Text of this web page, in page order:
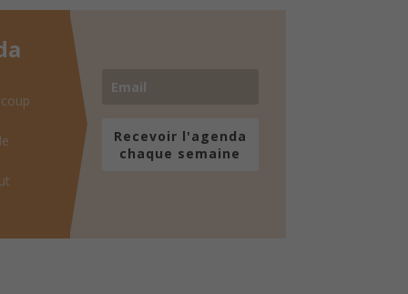
Recevoir l'agenda
chaque semaine